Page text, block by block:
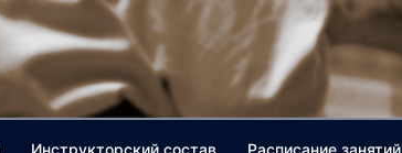
Инструкторский состав Расписание занятий